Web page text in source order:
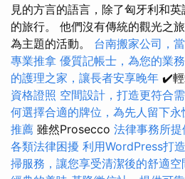
見的方言的語言，除了匈牙利和
的旅行。 他們沒有傳統的觀光之
為主題的活動。 台南搬家公司，
專業推拿 優質記帳士，為您的業
的護理之家，讓長者安享晚年 ✔️輕
資格證照 空間設計，打造更符合
何選擇合適的牌位，為先人留下永
推薦 雖然Prosecco 法律事務所
各類法律困擾 利用WordPress打
掃服務，讓您享受清潔後的舒適空